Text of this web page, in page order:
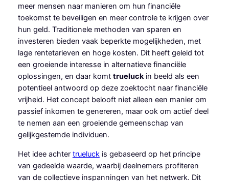
meer mensen naar manieren om hun financiële
toekomst te beveiligen en meer controle te krijgen over
hun geld. Traditionele methoden van sparen en
investeren bieden vaak beperkte mogelijkheden, met
lage rentetarieven en hoge kosten. Dit heeft geleid tot
een groeiende interesse in alternatieve financiële
oplossingen, en daar komt trueluckin beeld als een
potentieel antwoord op deze zoektocht naar financiële
vrijheid. Het concept belooft niet alleen een manier om
passief inkomen te genereren, maar ook om actief deel
te nemen aan een groeiende gemeenschap van
gelijkgestemde individuen.
Het idee achter trueluckis gebaseerd op het principe
van gedeelde waarde, waarbij deelnemers profiteren
van de collectieve inspanningen van het netwerk. Dit